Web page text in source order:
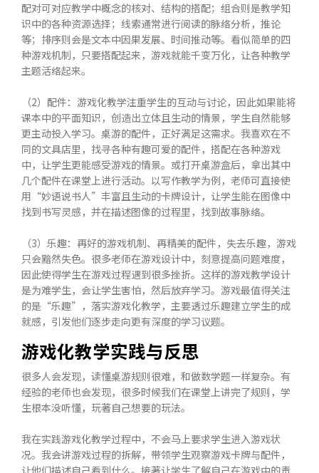
配对可对应教学中概念的核对、结构的搭配；组合则是教学知
识中的各种资源选择；线索通常进行阅读的脉络分析，推论
等；排序则会是文本中因果发展、时间推动等。看似简单的四
种游戏机制，只要搭配起来，游戏就能千变万化，让各种教学
主题活络起来。
（2）配件：游戏化教学注重学生的互动与讨论，因此如果能将
课本中的平面知识，创造出立体且生动的情景，学生自然能够
更主动投入学习。桌游的配件，正好满足这需求。我喜欢在不
同的文具店里，找寻各种有趣可爱的配件，搭配在各种游戏
中，让学生更能感受游戏的情景。或打开桌游盒后，拿出其中
几个配件在课堂上进行活动。以写作教学为例，老师可直接使
用“妙语说书人”丰富且生动的卡牌设计，让学生能在图像中
找到书写灵感，并在描述图像的过程里，找到故事脉络。
（3）乐趣：再好的游戏机制、再精美的配件，失去乐趣，游戏
只会黯然失色。很多老师在游戏设计中，刻意提高问题难度，
因此使得学生在游戏过程遇到很多挫折。这样的游戏教学设计
是为难学生，会让学生害怕，然后放弃学习。游戏最值得关注
的是“乐趣”，落实游戏化教学，主要透过乐趣建立学生的成
就感，引发他们逐步走向更有深度的学习议题。
游戏化教学实践与反思
很多人会发现，读懂桌游规则很难，和做数学题一样复杂。有
经验的老师也会发现，很多时候我们在课堂上讲完了规则，学
生根本没听懂，玩著自己想要的玩法。
我在实践游戏化教学过程中，不会马上要求学生进入游戏状
况。我会讲游戏过程的拆解，带领学生观察游戏卡牌与配件，
让他们描述自己看到什么。接著让学生了解自己在游戏中的责